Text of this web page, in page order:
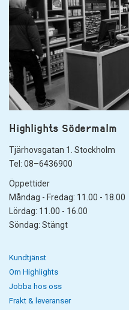
Highlights Södermalm
Tjärhovsgatan 1. Stockholm
Tel: 08–6436900
Öppettider
Måndag - Fredag: 11.00 - 18.00
Lördag: 11.00 - 16.00
Söndag: Stängt
Kundtjänst
Om Highlights
Jobba hos oss
Frakt & leveranser